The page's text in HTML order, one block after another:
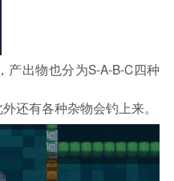
出物也分为S-A-B-C四种
还有各种杂物会钓上来。